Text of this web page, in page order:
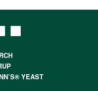
YEAST